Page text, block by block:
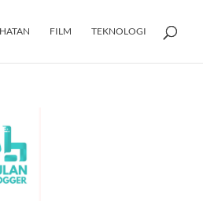
FILM TEKNOLOGI